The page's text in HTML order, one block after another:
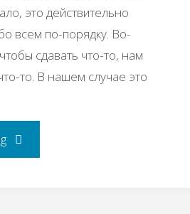
это действительно
всем по-порядку. Во-
сдавать что-то, нам
то. В нашем случае это
"Бизнес-